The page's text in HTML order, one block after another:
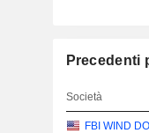
Precedenti
Società
FBI WIND